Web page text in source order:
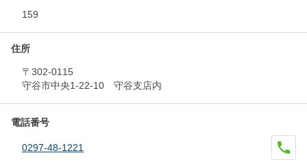
159
住所
〒302-0115
守谷市中央1-22-10 守谷支店内
電話番号
0297-48-1221